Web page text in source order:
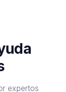
expertos